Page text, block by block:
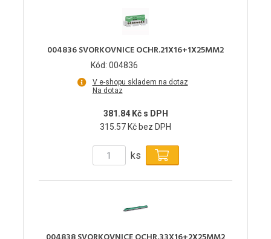
004836 SVORKOVNICE OCHR.21X16+1X25MM2
Kód: 004836
V e-shopu skladem na dotaz
Na dotaz
381.84 Kč s DPH
315.57 Kč bez DPH
ks